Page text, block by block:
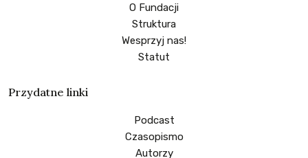
O Fundacji
Struktura
Wesprzyj nas!
Statut
Przydatne linki
Podcast
Czasopismo
Autorzy